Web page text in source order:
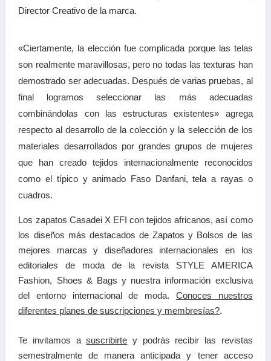
Director Creativo de la marca.
«Ciertamente, la elección fue complicada porque las telas
son realmente maravillosas, pero no todas las texturas han
demostrado ser adecuadas. Después de varias pruebas, al
final logramos seleccionar las más adecuadas
combinándolas con las estructuras existentes» agrega
respecto al desarrollo de la colección y la selección de los
materiales desarrollados por grandes grupos de mujeres
que han creado tejidos internacionalmente reconocidos
como el típico y animado Faso Danfani, tela a rayas o
cuadros.
Los zapatos Casadei X EFI con tejidos africanos, así como
los diseños más destacados de Zapatos y Bolsos de las
mejores marcas y diseñadores internacionales en los
editoriales de moda de la revista STYLE AMERICA
Fashion, Shoes & Bags y nuestra información exclusiva
del entorno internacional de moda. Conoces nuestros
diferentes planes de suscripciones y membresías?.
Te invitamos asuscribirte y podrás recibir las revistas
semestralmente de manera anticipada y tener acceso